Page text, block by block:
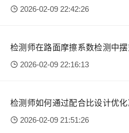
监测？
2026-02-09 22:42:26
检测师在路面摩擦系数检测中摆
关联性
2026-02-09 22:16:13
检测师如何通过配合比设计优化
析？2026-02-09 21:51:26